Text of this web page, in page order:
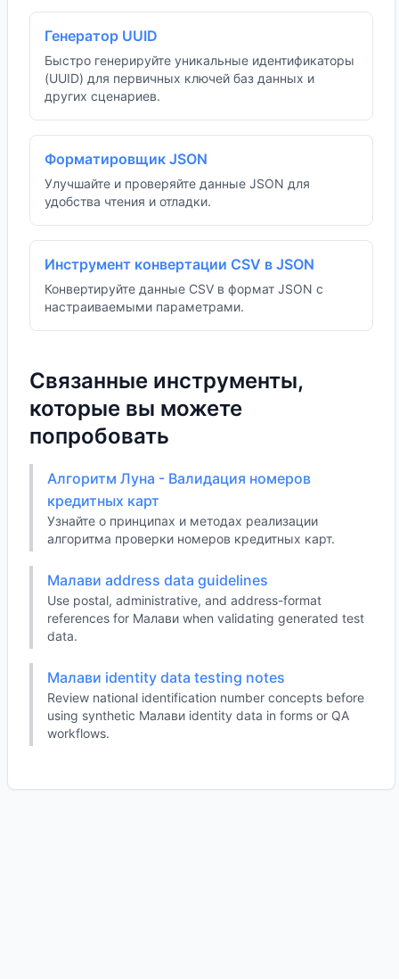
Генератор UUID
Быстро генерируйте уникальные идентификаторы
(UUID) для первичных ключей баз данных и
других сценариев.
Форматировщик JSON
Улучшайте и проверяйте данные JSON для
удобства чтения и отладки.
Инструмент конвертации CSV в JSON
Конвертируйте данные CSV в формат JSON с
настраиваемыми параметрами.
Связанные инструменты,
которые вы можете
попробовать
Алгоритм Луна - Валидация номеров
кредитных карт
Узнайте о принципах и методах реализации
алгоритма проверки номеров кредитных карт.
Малави address data guidelines
Use postal, administrative, and address-format
references for Малави when validating generated test
data.
Малави identity data testing notes
Review national identification number concepts before
using synthetic Малави identity data in forms or QA
workflows.